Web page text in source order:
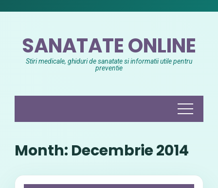
SANATATE ONLINE
Stiri medicale, ghiduri de sanatate si informatii utile pentru
preventie
Month: Decembrie 2014